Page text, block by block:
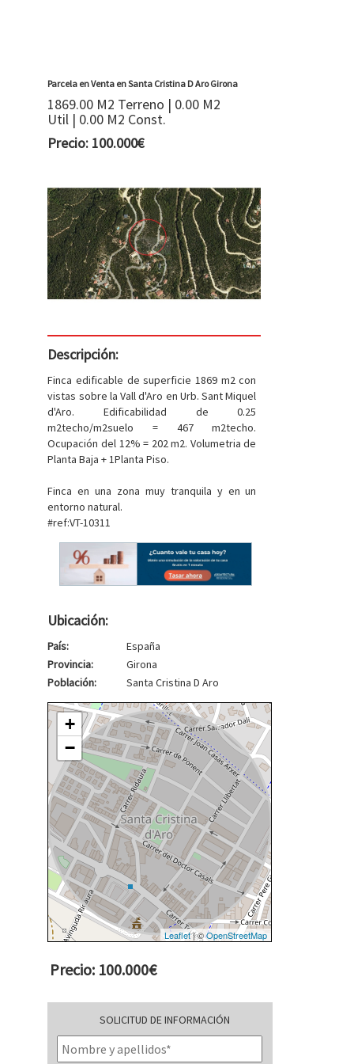
Parcela en Venta en Santa Cristina D Aro Girona
1869.00 M2 Terreno | 0.00 M2
Util | 0.00 M2 Const.
Precio: 100.000€
Descripción:
Finca edificable de superficie 1869 m2 con
vistas sobre la Vall d'Aro en Urb. Sant Miquel
d'Aro. Edificabilidad de 0.25
m2techo/m2suelo = 467 m2techo.
Ocupación del 12% = 202 m2. Volumetria de
Planta Baja + 1Planta Piso.
Finca en una zona muy tranquila y en un
entorno natural.
#ref:VT-10311
Ubicación:
País:
España
Provincia:
Girona
Población:
Santa Cristina D Aro
+
−
Leaflet| ©OpenStreetMap
Precio: 100.000€
SOLICITUD DE INFORMACIÓN